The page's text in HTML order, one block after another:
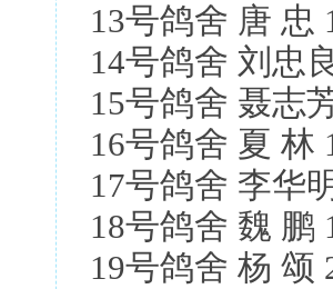
13号鸽舍 唐 忠
14号鸽舍 刘忠
15号鸽舍 聂志
16号鸽舍 夏 林
17号鸽舍 李华
18号鸽舍 魏 鹏
19号鸽舍 杨 颂